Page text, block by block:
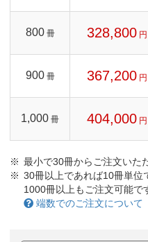
800 冊 328,800 円
900 冊 367,200 円
1,000 冊 404,000 円
最小で30冊からご注文いた
30冊以上であれば10冊単位
1000冊以上もご注文可能で
端数でのご注文について